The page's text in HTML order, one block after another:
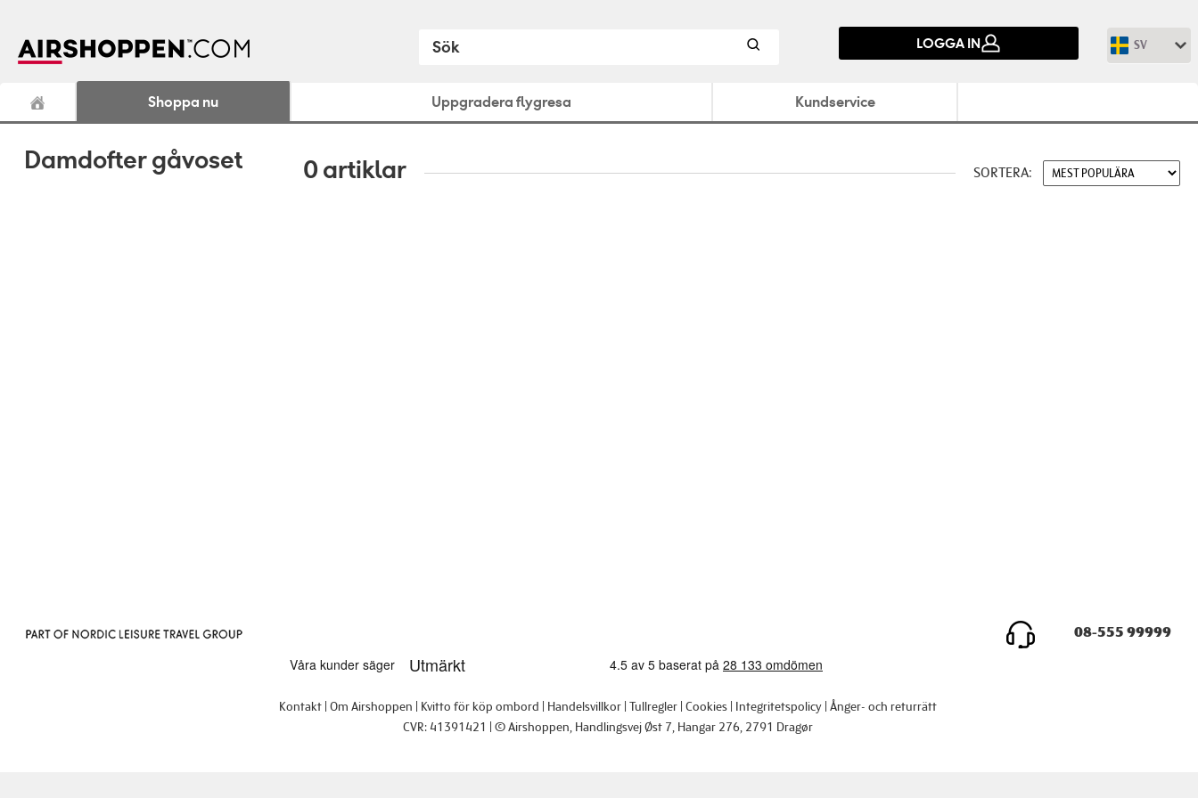
LOGGA IN SV
Shoppa nu Uppgradera flygresa Kundservice
Damdofter gåvoset 0 artiklar SORTERA:
08-555 99999
Kontakt Om Airshoppen Kvitto för köp ombord Handelsvillkor Tullregler Cookies Integritetspolicy Ånger- och returrätt
CVR: 41391421
© Airshoppen , Handlingsvej Øst 7, Hangar 276, 2791 Dragør